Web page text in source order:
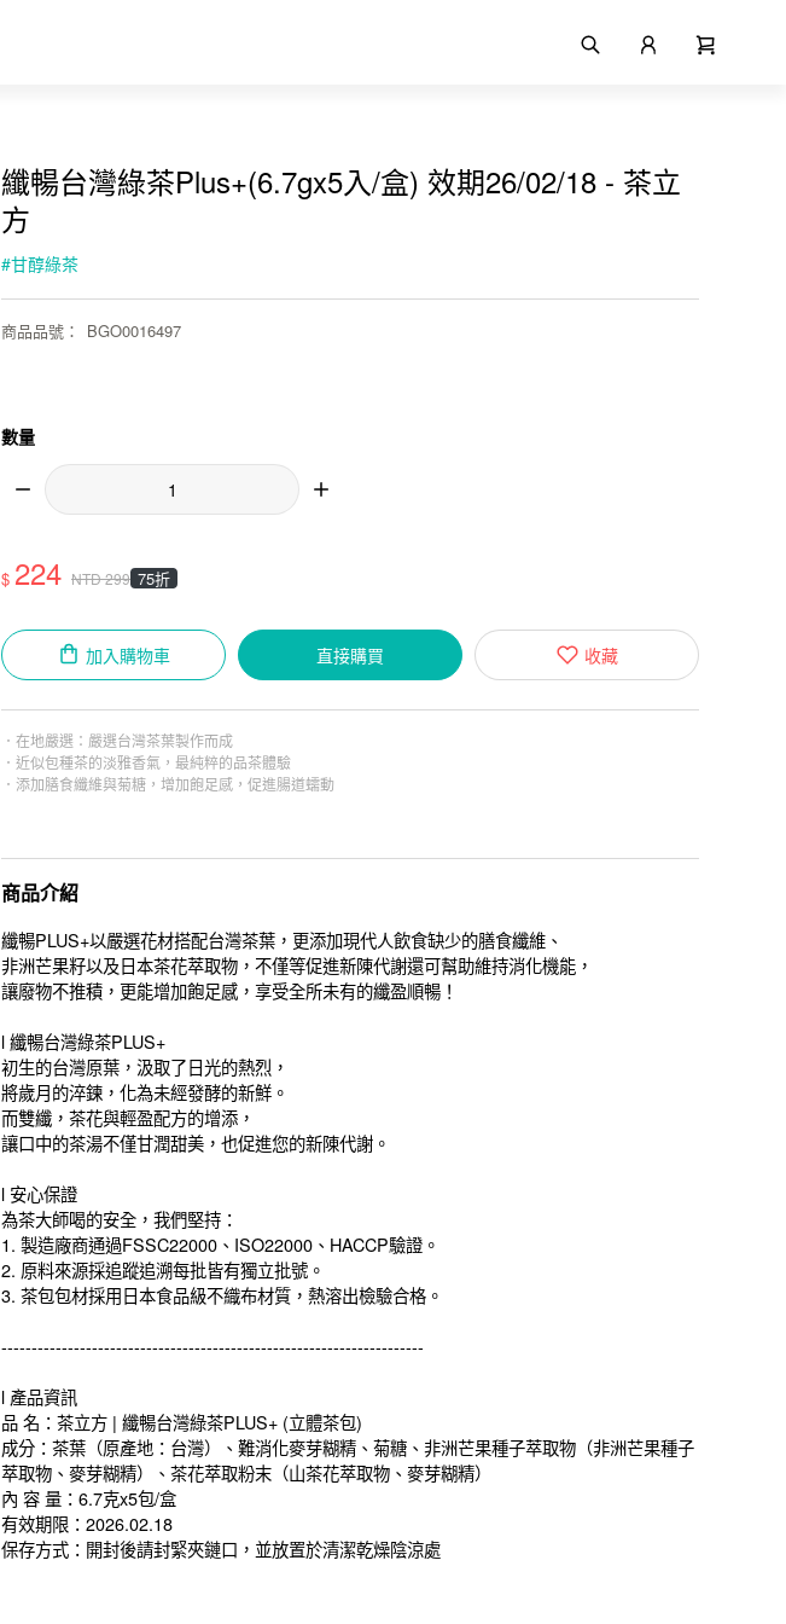
纖暢台灣綠茶Plus+(6.7gx5入/盒) 效期26/02/18 - 茶立
方
#甘醇綠茶
商品品號 ： BGO0016497
數量
$ 224 NTD299 75折
加入購物車 直接購買 收藏
．在地嚴選：嚴選台灣茶葉製作而成
．近似包種茶的淡雅香氣，最純粹的品茶體驗
．添加膳食纖維與菊糖，增加飽足感，促進腸道蠕動
商品介紹
纖暢PLUS+以嚴選花材搭配台灣茶葉，更添加現代人飲食缺少的膳食纖維、
非洲芒果籽以及日本茶花萃取物，不僅等促進新陳代謝還可幫助維持消化機能，
讓廢物不推積，更能增加飽足感，享受全所未有的纖盈順暢！
l 纖暢台灣綠茶PLUS+
初生的台灣原葉，汲取了日光的熱烈，
將歲月的淬鍊，化為未經發酵的新鮮。
而雙纖，茶花與輕盈配方的增添，
讓口中的茶湯不僅甘潤甜美，也促進您的新陳代謝。
l 安心保證
為茶大師喝的安全，我們堅持：
1. 製造廠商通過FSSC22000、ISO22000、HACCP驗證。
2. 原料來源採追蹤追溯每批皆有獨立批號。
3. 茶包包材採用日本食品級不織布材質，熱溶出檢驗合格。
----------------------------------------------------------------------
l 產品資訊
品 名：茶立方 | 纖暢台灣綠茶PLUS+ (立體茶包)
成分：茶葉（原產地：台灣）、難消化麥芽糊精、菊糖、非洲芒果種子萃取物（非洲芒果種子
萃取物、麥芽糊精）、茶花萃取粉末（山茶花萃取物、麥芽糊精）
內 容 量：6.7克x5包/盒
有效期限：2026.02.18
保存方式：開封後請封緊夾鏈口，並放置於清潔乾燥陰涼處